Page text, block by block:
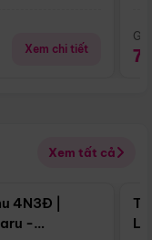
Xem chi tiết
Xem tất cả
Điểm nổi bật
4N3Đ |
-